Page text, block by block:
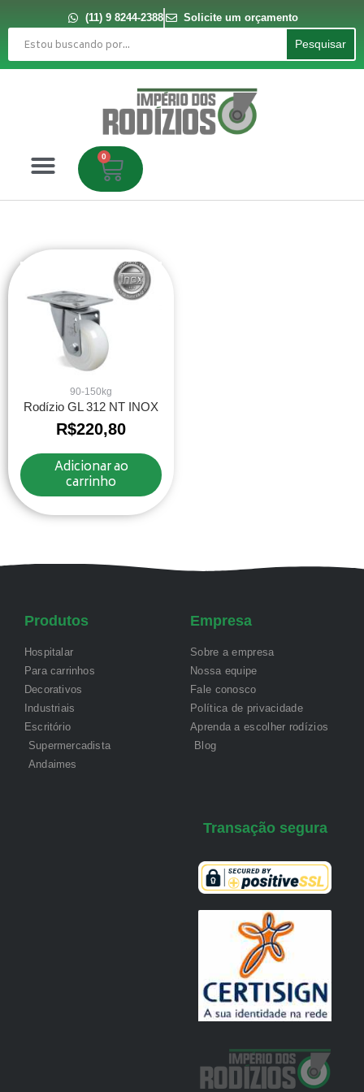
conteúdo
(11) 9 8244-2388
Solicite um orçamento
Pesquisar
Pesquisar
0
Carrinho
90-150kg
Rodízio GL 312 NT INOX
R$220,80
Adicionar ao
carrinho
Produtos
Hospitalar
Para carrinhos
Decorativos
Industriais
Escritório
Supermercadista
Andaimes
Empresa
Sobre a empresa
Nossa equipe
Fale conosco
Política de privacidade
Aprenda a escolher rodízios
Blog
Transação segura